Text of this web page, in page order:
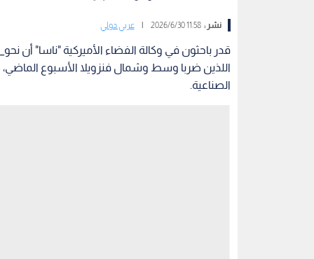
نشر :11:58 2026/6/30
| عربي دولي
اللذين ضربا وسط وشمال فنزويلا الأسبوع الماضي،
الصناعية.